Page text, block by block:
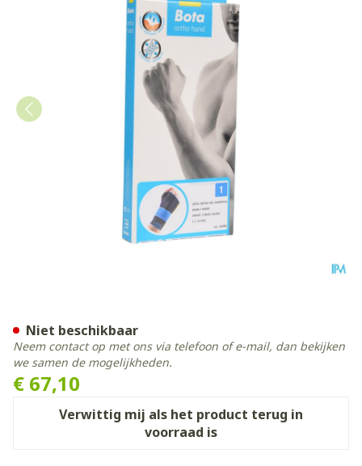
€ 67,10
Verwittig mij als het product terug in
voorraad is
Niet beschikbaar
Neem contact op met ons via telefoon of e-mail, dan bekijken
we samen de mogelijkheden.